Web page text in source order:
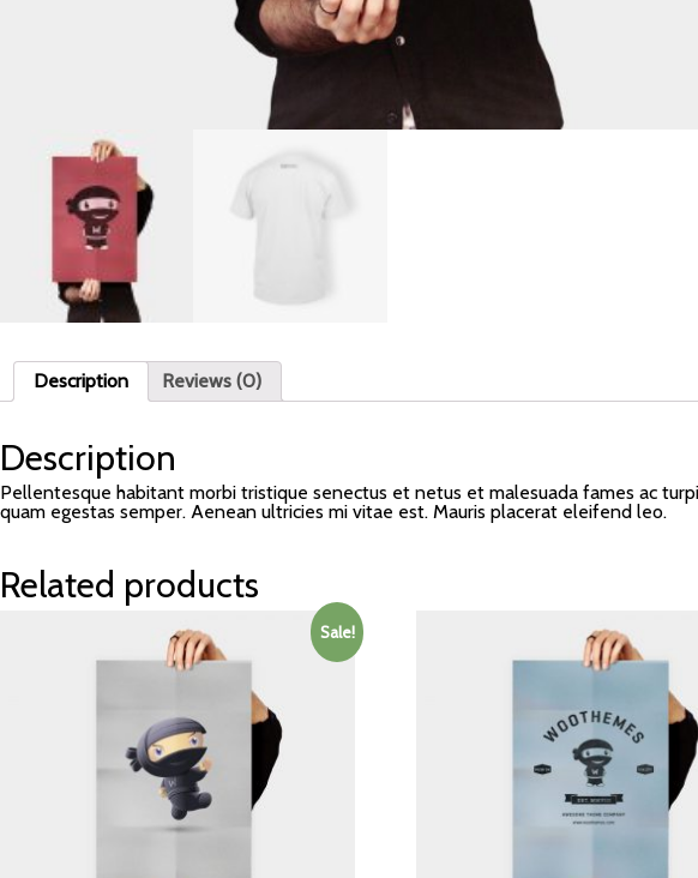
Description Reviews (0)
Description
Pellentesque habitant morbi tristique senectus et netus et malesuada fames ac
quam egestas semper. Aenean ultricies mi vitae est. Mauris placerat eleifend leo.
Related products
Sale!